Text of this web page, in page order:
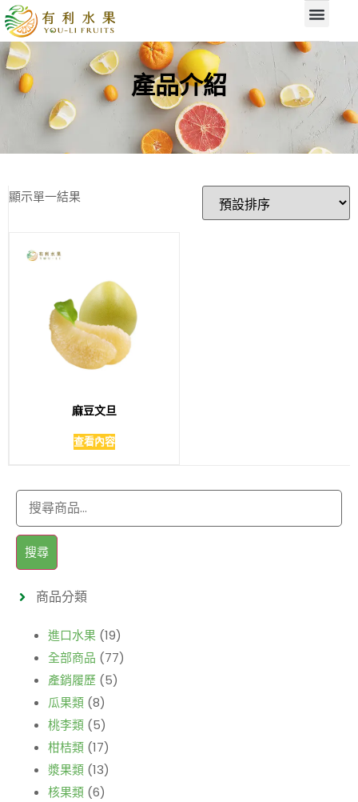
產品介紹
顯示單一結果
麻豆文旦
查看內容
搜尋
商品分類
進口水果 (19)
全部商品 (77)
產銷履歷 (5)
瓜果類 (8)
桃李類 (5)
柑桔類 (17)
漿果類 (13)
核果類 (6)